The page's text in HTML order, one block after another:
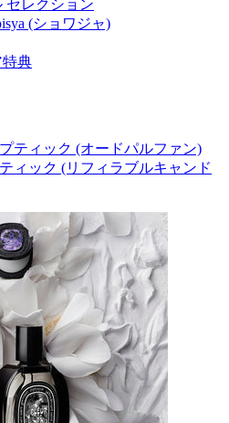
セレクション
(ショワジャ)
典
ティック (オードパルファン)
ィック (リフィラブルキャンド